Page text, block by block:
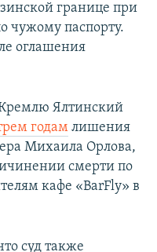
границе при
чужому паспорту.
оглашения
Ялтинский
годам лишения
Михаила Орлова,
смерти по
кафе «BarFly» в
суд также